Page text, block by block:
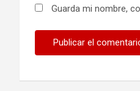
Guarda mi nombre,